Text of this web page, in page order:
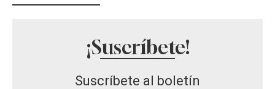
¡Suscríbete!
Suscríbete al boletín